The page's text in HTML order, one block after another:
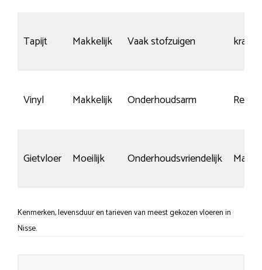
Tapijt Makkelijk Vaak stofzuigen krasvrij
Vinyl Makkelijk Onderhoudsarm
Gietvloer Moeilijk Onderhoudsvriendelijk Matig
Kenmerken, levensduur en tarieven van meest gekozen vloeren in
Nisse.